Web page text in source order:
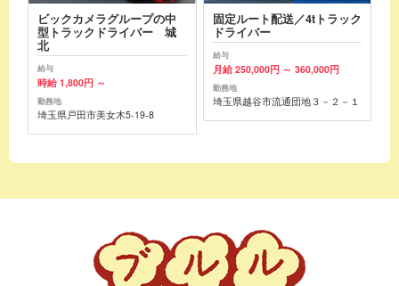
ビックカメラグループの中
型トラックドライバー 城
北
給与
時給 1,800円 ～
勤務地
埼玉県戸田市美女木5-19-8
固定ルート配送／4tトラック
ドライバー
給与
月給 250,000円 ～ 360,000円
勤務地
埼玉県越谷市流通団地３－２－１